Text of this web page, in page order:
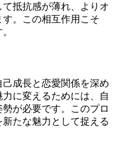
抵抗感が薄れ、よりオ
。この相互作用こそ
成長と恋愛関係を深め
に変えるためには、自
が必要です。このプロ
たな魅力として捉える